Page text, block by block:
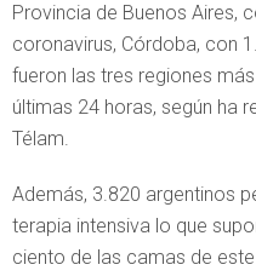
Provincia de Buenos Aires,
coronavirus, Córdoba, con
fueron las tres regiones
últimas 24 horas, según ha
Télam.
Además, 3.820 argentinos
terapia intensiva lo que
ciento de las camas de